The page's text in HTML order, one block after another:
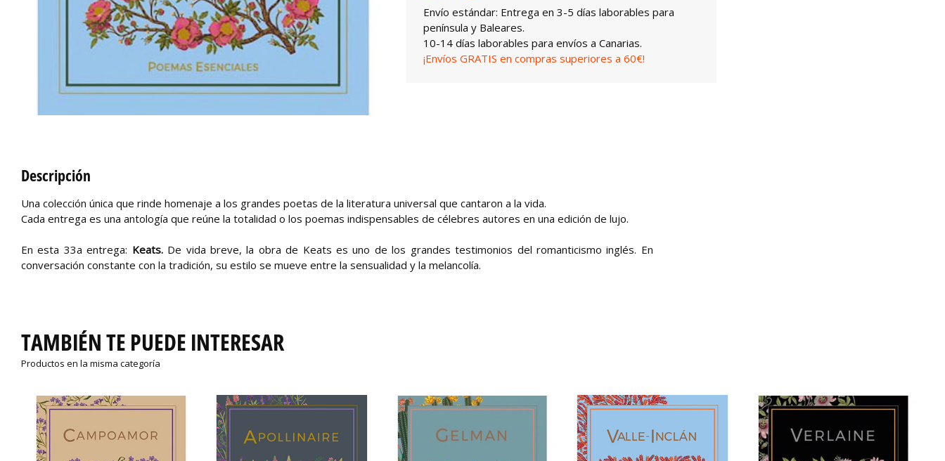
Envío estándar: Entrega en 3-5 días laborables para
península y Baleares.
10-14 días laborables para envíos a Canarias.
¡Envíos GRATIS en compras superiores a 60€!
Descripción
Una colección única que rinde homenaje a los grandes poetas de la literatura universal que cantaron a la vida.
Cada entrega es una antología que reúne la totalidad o los poemas indispensables de célebres autores en una edición de lujo.
En esta 33a entrega: Keats.De vida breve, la obra de Keats es uno de los grandes testimonios del romanticismo inglés. En
conversación constante con la tradición, su estilo se mueve entre la sensualidad y la melancolía.
TAMBIÉN TE PUEDE INTERESAR
Productos en la misma categoría